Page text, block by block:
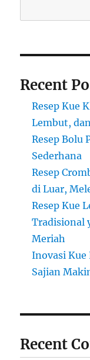
Recent
Resep Kue
Lembut,
Resep Bolu
Sederhana
Resep
di Luar,
Resep Kue
Tradisional
Meriah
Inovasi Kue
Sajian
Recent